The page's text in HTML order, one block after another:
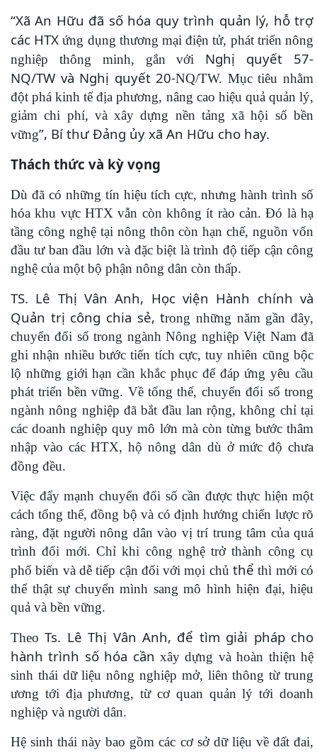
“Xã An Hữu đã số hóa quy trình quản lý, hỗ trợ
các HTXứng dụng thương mại điện tử, phát triển nông
nghiệp thông minh, gắn với Nghị quyết 57-
NQ/TW và Nghị quyết 20-NQ/TW. Mục tiêu nhằm
đột phá kinh tế địa phương, nâng cao hiệu quả quản lý,
giảm chi phí, và xây dựng nền tảng xã hội số bền
vững”, Bí thư Đảng ủy xã An Hữu cho hay.
Thách thức và kỳ vọng
Dù đã có những tín hiệu tích cực, nhưng hành trình số
hóa khu vực HTX vẫn còn không ít rào cản. Đó là hạ
tầng công nghệ tại nông thôn còn hạn chế, nguồn vốn
đầu tư ban đầu lớn và đặc biệt là trình độ tiếp cận công
nghệ của một bộ phận nông dân còn thấp.
TS. Lê Thị Vân Anh, Học viện Hành chính và
Quản trị công chia sẻ, trong những năm gần đây,
chuyển đổi số trong ngành Nông nghiệp Việt Nam đã
ghi nhận nhiều bước tiến tích cực, tuy nhiên cũng bộc
lộ những giới hạn cần khắc phục để đáp ứng yêu cầu
phát triển bền vững. Về tổng thể, chuyển đổi số trong
ngành nông nghiệp đã bắt đầu lan rộng, không chỉ tại
các doanh nghiệp quy mô lớn mà còn từng bước thâm
nhập vào các HTX, hộ nông dân dù ở mức độ chưa
đồng đều.
Việc đẩy mạnh chuyển đổi số cần được thực hiện một
cách tổng thể, đồng bộ và có định hướng chiến lược rõ
ràng, đặt người nông dân vào vị trí trung tâm của quá
trình đổi mới. Chỉ khi công nghệ trở thành công cụ
phổ biến và dễ tiếp cận đối với mọi chủthể thì mới có
thể thật sự chuyển mình sang mô hình hiện đại, hiệu
quả và bền vững.
Theo Ts. Lê Thị Vân Anh, để tìm giải pháp cho
hành trình số hóa cần xây dựng và hoàn thiện hệ
sinh thái dữ liệu nông nghiệp mở, liên thông từ trung
ương tới địa phương, từ cơ quan quản lý tới doanh
nghiệp và người dân.
Hệ sinh thái này bao gồm các cơ sở dữ liệu về đất đai,